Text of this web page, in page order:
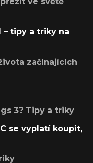
– tipy a triky na
začínajících
3? Tipy a triky
se vyplatí koupit,